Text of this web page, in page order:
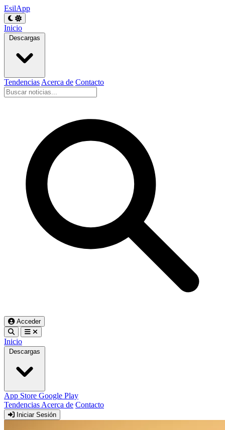
EsilApp
Inicio
Descargas
Tendencias Acerca de Contacto
Acceder
Inicio
Descargas
App Store Google Play
Tendencias Acerca de Contacto
Iniciar Sesión